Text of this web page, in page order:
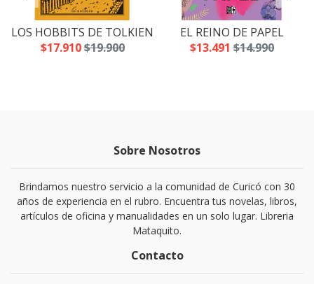
LOS HOBBITS DE TOLKIEN
$17.910$19.900
EL REINO DE PAPEL
$13.491 $14.990
Sobre Nosotros
Brindamos nuestro servicio a la comunidad de Curicó con 30
años de experiencia en el rubro. Encuentra tus novelas, libros,
artículos de oficina y manualidades en un solo lugar. Libreria
Mataquito.
Contacto